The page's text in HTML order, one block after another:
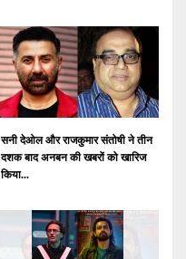
सनी देओल और राजकुमार संतोषी ने तीन
दशक बाद अनबन की खबरों को खारिज
किया...